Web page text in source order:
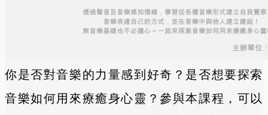
你是否對音樂的力量感到好奇？是否想要探索
音樂如何用來療癒身心靈？參與本課程，可以